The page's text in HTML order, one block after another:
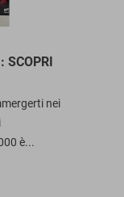
SCOPRI
nei
è...